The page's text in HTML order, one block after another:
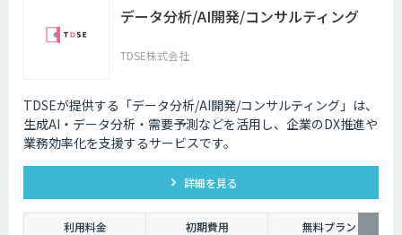
データ分析/AI開発/コンサルティング
TDSE株式会社
TDSEが提供する「データ分析/AI開発/コンサルティング」は、
生成AI・データ分析・需要予測などを活用し、企業のDX推進や
業務効率化を支援するサービスです。
詳細を見る
利用料金 初期費用
無料プラン